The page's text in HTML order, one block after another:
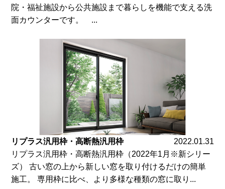
院・福祉施設から公共施設まで暮らしを機能で支える洗
面カウンターです。 ...
リプラス汎用枠・高断熱汎用枠
2022.01.31
リプラス汎用枠・高断熱汎用枠（2022年1月※新シリー
ズ） 古い窓の上から新しい窓を取り付けるだけの簡単
施工。 専用枠に比べ、より多様な種類の窓に取り...